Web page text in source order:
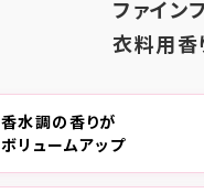
ファイン
衣料用香
香水調の香りが
ボリュームアップ